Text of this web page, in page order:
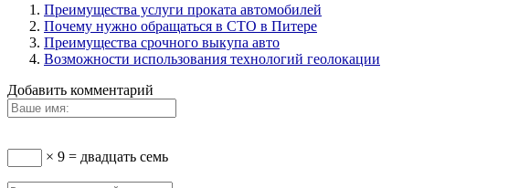
Преимущества услуги проката автомобилей
Почему нужно обращаться в СТО в Питере
Преимущества срочного выкупа авто
Возможности использования технологий геолокации
Добавить комментарий
× 9 = двадцать семь